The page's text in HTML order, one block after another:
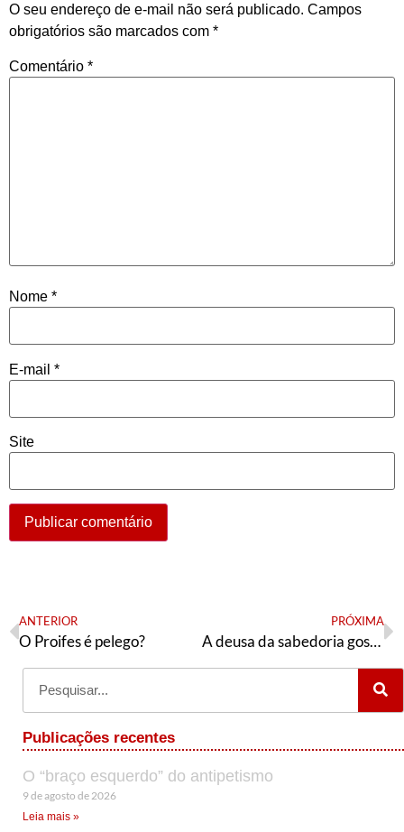
O seu endereço de e-mail não será publicado. Campos
obrigatórios são marcados com *
Comentário *
Nome *
E-mail *
Site
ANTERIOR
O Proifes é pelego?
PRÓXIMA
A deusa da sabedoria gosta do Haddad
Publicações recentes
O “braço esquerdo” do antipetismo
9 de agosto de 2026
Leia mais »